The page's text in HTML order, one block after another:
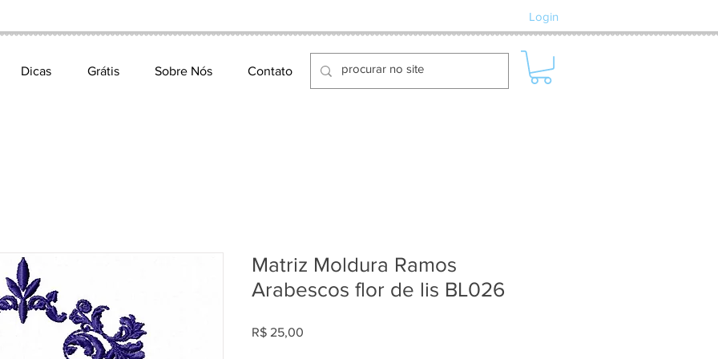
Login
Dicas Grátis Sobre Nós Contato
Matriz Moldura Ramos
Arabescos flor de lis BL026
R$ 25,00